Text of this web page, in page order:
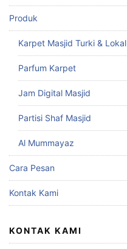
Produk
Karpet Masjid Turki & Lokal
Parfum Karpet
Jam Digital Masjid
Partisi Shaf Masjid
Al Mummayaz
Cara Pesan
Kontak Kami
KONTAK KAMI